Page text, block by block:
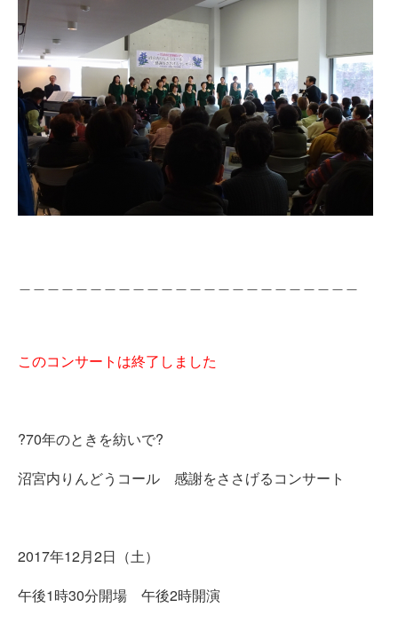
このコンサートは終了しました
?70年のときを紡いで?
沼宮内りんどうコール 感謝をささげるコンサート
2017年12月2日（土）
午後1時30分開場 午後2時開演